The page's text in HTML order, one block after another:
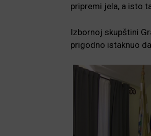
pripremi jela, a isto
Izbornoj skupštini
prigodno istaknuo